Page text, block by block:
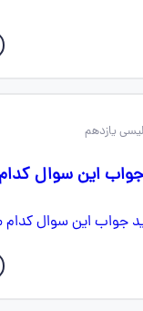
این سوال